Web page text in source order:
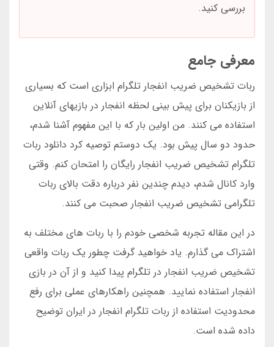
بررسی کنید.
معرفی جامع
ربات تشخیص ضریب انفجار تلگرام ابزاری است که بسیاری
از بازیکنان برای پیش بینی لحظه انفجار در بازیهای آنلاین
استفاده می کنند. من اولین بار که با این مفهوم آشنا شدم،
حدود دو سال پیش بود. یک دوستم توصیه کرد دانلود ربات
تلگرام تشخیص ضریب انفجار رایگان را امتحان کنم. وقتی
وارد کانال شدم، دیدم چندین نفر درباره دقت بالای ربات
تلگرامی تشخیص ضریب انفجار صحبت می کنند.
در این مقاله تجربه شخصی خودم را با ربات های مختلف به
اشتراک می گذارم. یاد خواهید گرفت چطور یک ربات واقعی
تشخیص ضریب انفجار در تلگرام پیدا کنید و از آن در بازی
انفجار استفاده نمایید. همچنین راهکارهای عملی برای رفع
محدودیت استفاده از ربات تلگرام انفجار در ایران توضیح
داده شده است.